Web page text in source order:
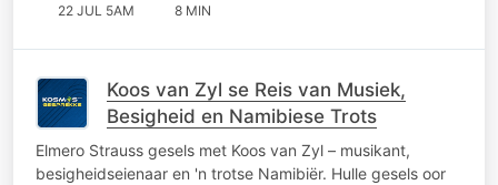
22 JUL 5AM 8 MIN
Koos van Zyl se Reis van Musiek,
Besigheid en Namibiese Trots
Elmero Strauss gesels met Koos van Zyl – musikant,
besigheidseienaar en 'n trotse Namibiër. Hulle gesels oor